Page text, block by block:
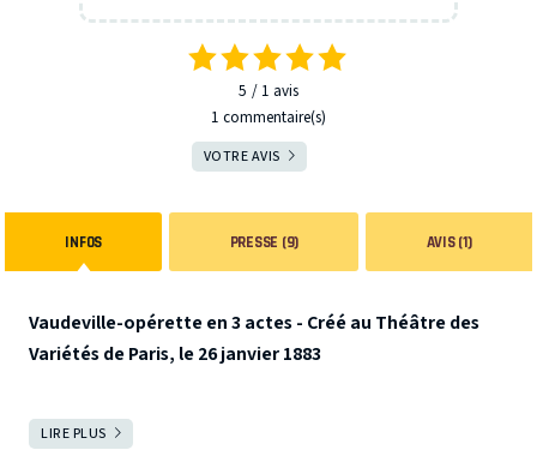
5 1 avis
1 commentaire(s)
VOTRE AVIS
INFOS PRESSE (9) AVIS (1)
Vaudeville-opérette en 3 actes - Créé au Théâtre des
Variétés de Paris, le 26 janvier 1883
Succès de théâtre puis de télévision, Mam’zelle Nitouche
est une expérience originale d’un compositeur qui, en
LIRE PLUS